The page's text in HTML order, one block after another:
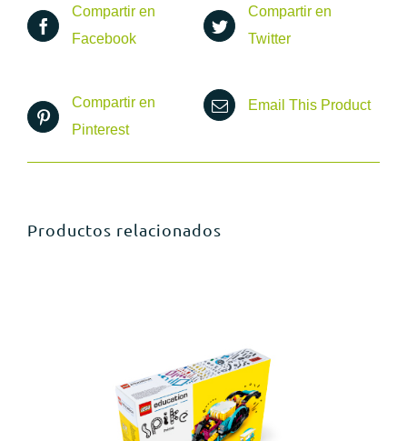
Compartir en
Facebook
Compartir en
Twitter
Compartir en
Pinterest
Email This Product
Productos relacionados